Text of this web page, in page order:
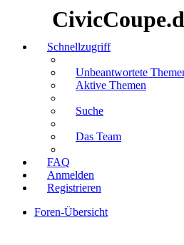
Schnellzugriff
Unbeantwortete
Aktive Themen
Suche
Das Team
FAQ
Anmelden
Registrieren
Foren-Übersicht